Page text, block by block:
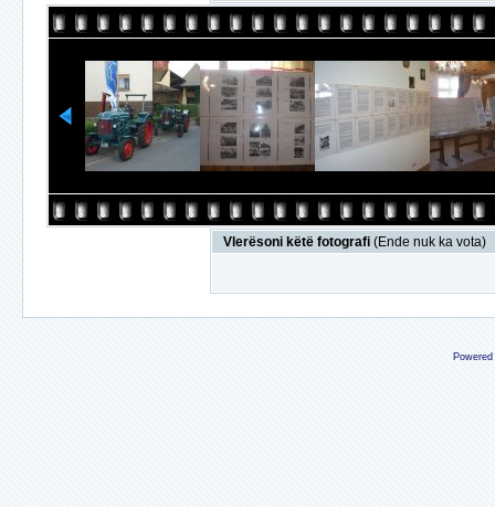
Vlerësoni këtë fotografi (Ende nuk ka vota)